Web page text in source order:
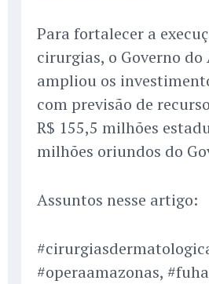
Para fortalecer a
cirurgias, o Governo do
ampliou os
com previsão de
R$ 155,5 milhões
milhões oriundos do
Assuntos nesse artigo:
#operaamazonas,